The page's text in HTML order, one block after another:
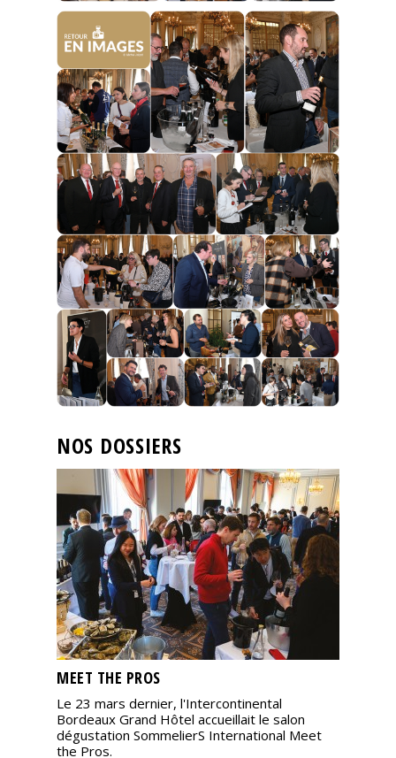
NOS DOSSIERS
MEET THE PROS
Le 23 mars dernier, l'Intercontinental
Bordeaux Grand Hôtel accueillait le salon
dégustation SommelierS International Meet
the Pros.